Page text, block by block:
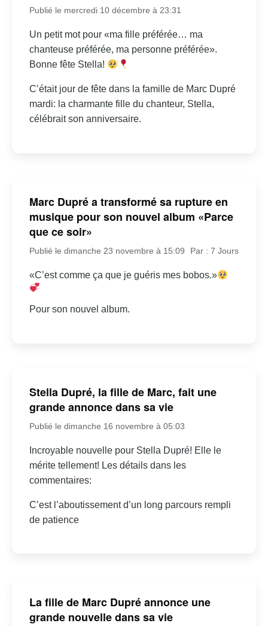
Publié le mercredi 10 décembre à 23:31
Un petit mot pour «ma fille préférée… ma
chanteuse préférée, ma personne préférée».
Bonne fête Stella!
C’était jour de fête dans la famille de Marc Dupré
mardi: la charmante fille du chanteur, Stella,
célébrait son anniversaire.
Marc Dupré a transformé sa rupture en
musique pour son nouvel album «Parce
que ce soir»
Publié le dimanche 23 novembre à 15:09 Par : 7 Jours
«C’est comme ça que je guéris mes bobos.»
Pour son nouvel album.
Stella Dupré, la fille de Marc, fait une
grande annonce dans sa vie
Publié le dimanche 16 novembre à 05:03
Incroyable nouvelle pour Stella Dupré! Elle le
mérite tellement! Les détails dans les
commentaires:
C’est l’aboutissement d’un long parcours rempli
de patience
La fille de Marc Dupré annonce une
grande nouvelle dans sa vie